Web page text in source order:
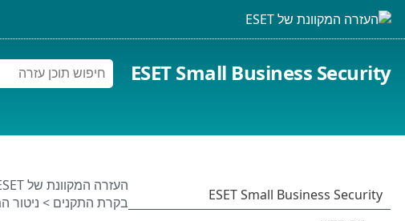
ESET Small Business Security
העזרה המקוונת של ESET
בקרת התקנים > ניטור